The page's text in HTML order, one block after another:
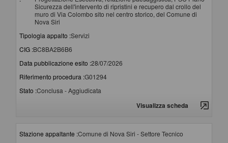
Sicurezza dell'intervento di ripristini e recupero dal crollo del
muro di Via Colombo sito nel centro storico, del Comune di
Nova Siri
Tipologia appalto :Servizi
CIG :BC8BA2B6B6
Data pubblicazione esito :28/07/2026
Riferimento procedura :G01294
Stato :Conclusa - Aggiudicata
Visualizza scheda
Stazione appaltante :Comune di Nova Siri - Settore Tecnico